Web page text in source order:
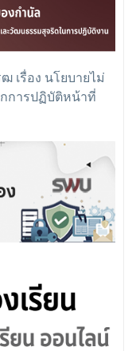
เรื่อง นโยบายไม่
การปฏิบัติหน้าที่